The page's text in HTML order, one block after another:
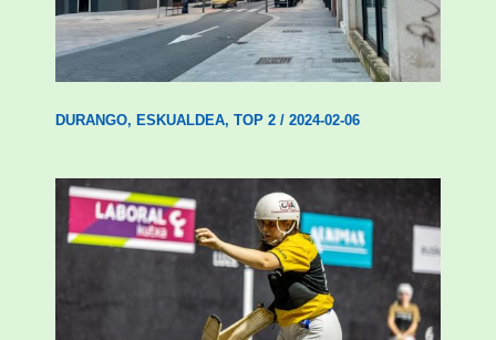
Udal etxebizitza tasatuei buruzko lehen
ordenantza izango du Durangok
DURANGO, ESKUALDEA, TOP 2/ 2024-02-06